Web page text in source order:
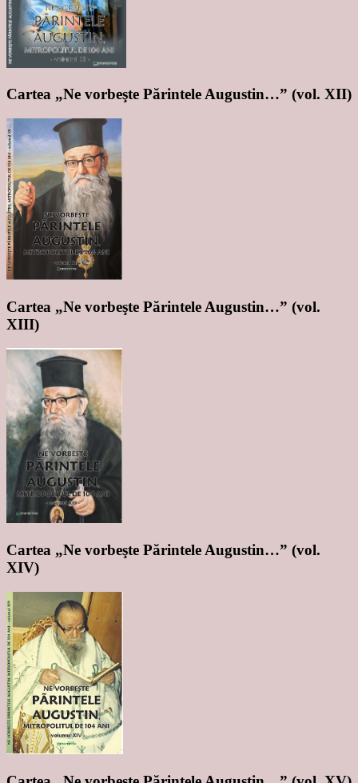
Cartea „Ne vorbeşte Părintele Augustin…” (vol. XII)
Cartea „Ne vorbeşte Părintele Augustin…” (vol.
XIII)
Cartea „Ne vorbeşte Părintele Augustin…” (vol.
XIV)